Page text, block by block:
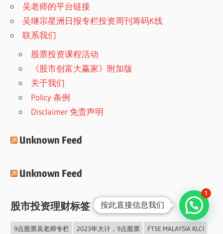
吴老师的平台链接
吴继宗星洲日报专栏投资周刊筹码K线
联系我们
股票投资课程活动
《股市创富大赢家》附加版
关于我们
Policy 条例
Disclaimer 免责声明
Unknown Feed
Unknown Feed
股市投资理财标签
9点股票吴老师专栏 2023年大计，9点股票 FTSE MALAYSIA KLCI
按此直接信息我们
1